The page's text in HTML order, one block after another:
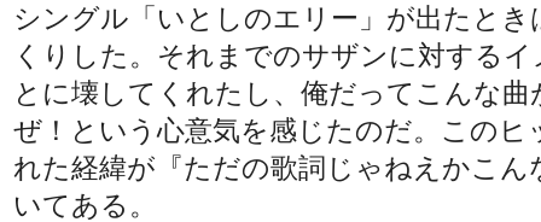
シングル「いとしのエリー」が出たとき
くりした。それまでのサザンに対する
とに壊してくれたし、俺だってこんな曲
ぜ！という心意気を感じたのだ。このヒ
れた経緯が『ただの歌詞じゃねえかこん
いてある。